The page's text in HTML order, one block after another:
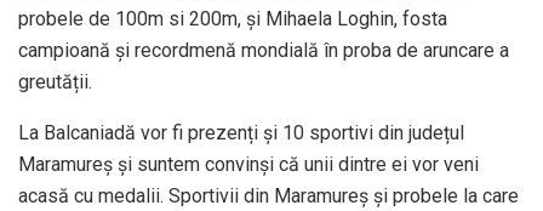
probele de 100m si 200m, și Mihaela Loghin, fosta
campioană și recordmenă mondială în proba de aruncare a
greutății.
La Balcaniadă vor fi prezenți și 10 sportivi din județul
Maramureș și suntem convinși că unii dintre ei vor veni
acasă cu medalii. Sportivii din Maramureș și probele la care